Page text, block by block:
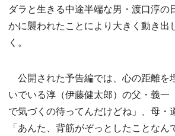
ダラと生きる中途半端な男・渡口淳の
かに襲われたことにより大きく動き出
く。
公開された予告編では、心の距離を
いでいる淳（伊藤健太郎）の父・義一
で気づくの待ってんだけどね」、母・
「あんた、背筋がぞっとしたことな